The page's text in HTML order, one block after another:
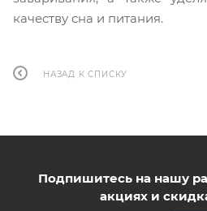
качеству сна и питания.
НАЗАД К СПИСКУ
Подпишитесь на нашу
акциях и